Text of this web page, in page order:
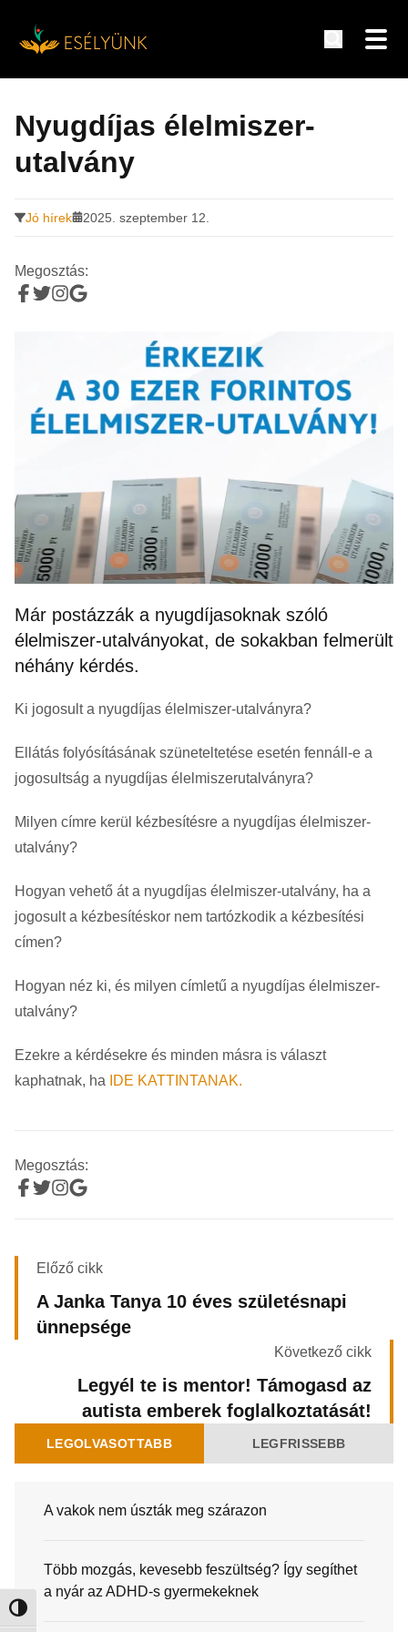
Nagy kontraszt váltása
tartalomra
Nyugdíjas élelmiszer-
utalvány
Jó hírek 2025. szeptember 12.
Megosztás:
Már postázzák a nyugdíjasoknak szóló
élelmiszer-utalványokat, de sokakban felmerült
néhány kérdés.
Ki jogosult a nyugdíjas élelmiszer-utalványra?
Ellátás folyósításának szüneteltetése esetén fennáll-e a
jogosultság a nyugdíjas élelmiszerutalványra?
Milyen címre kerül kézbesítésre a nyugdíjas élelmiszer-
utalvány?
Hogyan vehető át a nyugdíjas élelmiszer-utalvány, ha a
jogosult a kézbesítéskor nem tartózkodik a kézbesítési
címen?
Hogyan néz ki, és milyen címletű a nyugdíjas élelmiszer-
utalvány?
Ezekre a kérdésekre és minden másra is választ
kaphatnak, ha
IDE KATTINTANAK.
Megosztás:
Előző cikk
A Janka Tanya 10 éves születésnapi
ünnepsége
Következő cikk
Legyél te is mentor! Támogasd az
autista emberek foglalkoztatását!
LEGOLVASOTTABB LEGFRISSEBB
A vakok nem úszták meg szárazon
Több mozgás, kevesebb feszültség? Így segíthet
a nyár az ADHD-s gyermekeknek